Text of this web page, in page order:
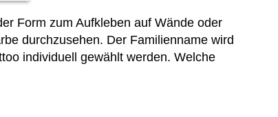
Form zum Aufkleben auf Wände oder
durchzusehen. Der Familienname wird
individuell gewählt werden. Welche